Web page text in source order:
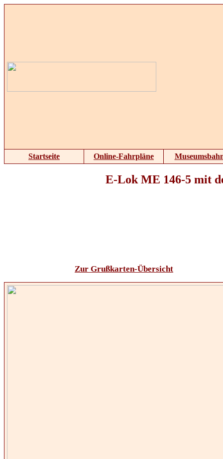
Startseite Online-Fahrpläne
E-Lok ME 146-5 mit
Zur Grußkarten-Übersicht